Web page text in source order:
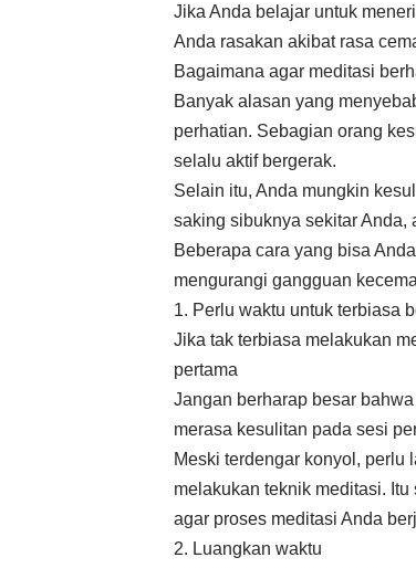
Jika Anda belajar untuk
Anda rasakan akibat rasa
Bagaimana agar meditasi
Banyak alasan yang
perhatian. Sebagian orang
selalu aktif bergerak.
Selain itu, Anda mungkin
saking sibuknya sekitar Anda,
Beberapa cara yang bisa
mengurangi gangguan
1. Perlu waktu untuk terbiasa
Jika tak terbiasa melakukan
pertama
Jangan berharap besar
merasa kesulitan pada sesi
Meski terdengar konyol, perlu
melakukan teknik meditasi.
agar proses meditasi Anda
2. Luangkan waktu